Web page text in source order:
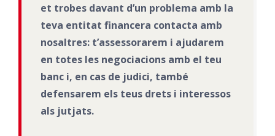
et trobes davant d’un problema amb la
teva entitat financera contacta amb
nosaltres: t’assessorarem i ajudarem
en totes les negociacions amb el teu
banc i, en cas de judici, també
defensarem els teus drets i interessos
als jutjats.